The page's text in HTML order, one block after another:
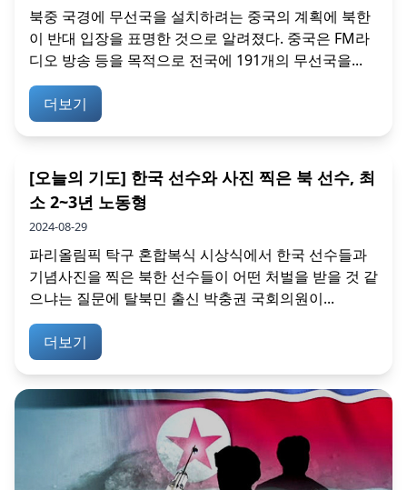
북중 국경에 무선국을 설치하려는 중국의 계획에 북한
이 반대 입장을 표명한 것으로 알려졌다. 중국은 FM라
디오 방송 등을 목적으로 전국에 191개의 무선국을...
더보기
[오늘의 기도] 한국 선수와 사진 찍은 북 선수, 최
소 2~3년 노동형
2024-08-29
파리올림픽 탁구 혼합복식 시상식에서 한국 선수들과
기념사진을 찍은 북한 선수들이 어떤 처벌을 받을 것 같
으냐는 질문에 탈북민 출신 박충권 국회의원이...
더보기